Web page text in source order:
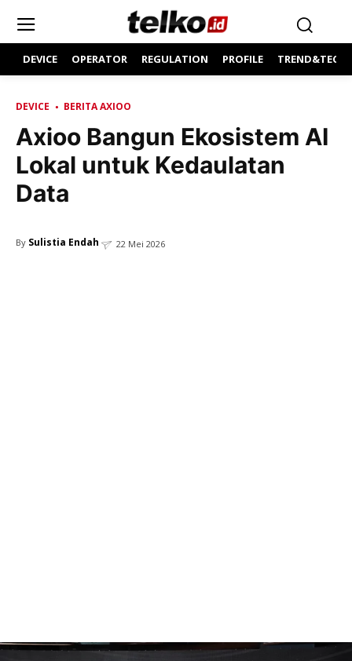
DEVICE OPERATOR REGULATION PROFILE
DEVICE BERITA AXIOO
Axioo Bangun Ekosistem AI
Lokal untuk Kedaulatan
Data
By Sulistia Endah 22 Mei 2026